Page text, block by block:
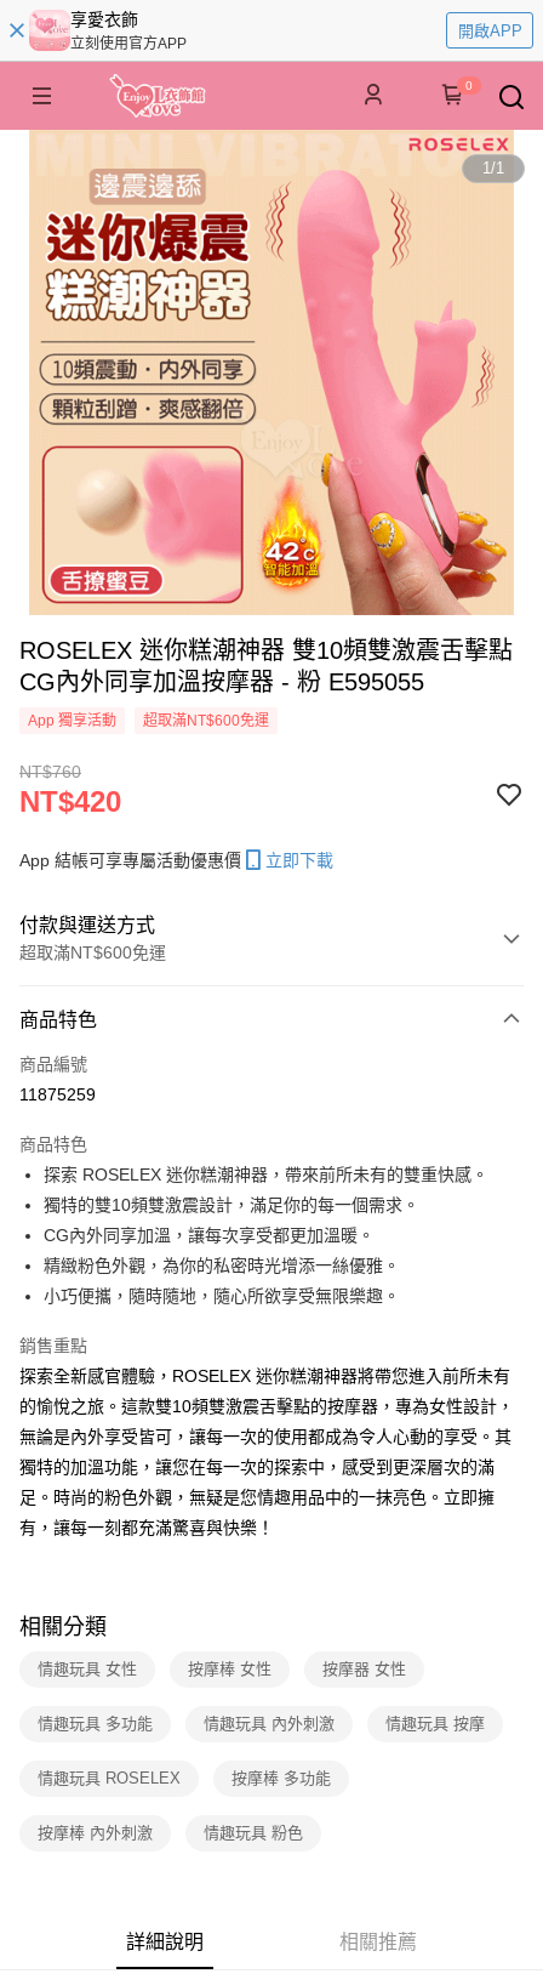
享愛衣飾
立刻使用官方APP
開啟APP
0
1/1
ROSELEX 迷你糕潮神器 雙10頻雙激震舌擊點
CG內外同享加溫按摩器 - 粉 E595055
App 獨享活動 超取滿NT$600免運
NT$760
NT$420
App 結帳可享專屬活動優惠價 立即下載
付款與運送方式
超取滿NT$600免運
信用卡一次付款
超商取貨付款
Apple Pay
街口支付
悠遊付
ATM付款
全家取貨付款
每筆NT$60，滿NT$600(含以上)免運費
付款後全家取貨
付款後7-11取貨
每筆NT$60，滿NT$600(含以上)免運費
宅配
商品特色
商品編號
11875259
商品特色
探索 ROSELEX 迷你糕潮神器，帶來前所未有的雙重快感。
獨特的雙10頻雙激震設計，滿足你的每一個需求。
CG內外同享加溫，讓每次享受都更加溫暖。
精緻粉色外觀，為你的私密時光增添一絲優雅。
小巧便攜，隨時隨地，隨心所欲享受無限樂趣。
銷售重點
探索全新感官體驗，ROSELEX 迷你糕潮神器將帶您進入前所未有
的愉悅之旅。這款雙10頻雙激震舌擊點的按摩器，專為女性設計，
無論是內外享受皆可，讓每一次的使用都成為令人心動的享受。其
獨特的加溫功能，讓您在每一次的探索中，感受到更深層次的滿
足。時尚的粉色外觀，無疑是您情趣用品中的一抹亮色。立即擁
有，讓每一刻都充滿驚喜與快樂！
相關分類
情趣玩具 女性 按摩棒 女性 按摩器 女性
情趣玩具 多功能 情趣玩具 內外刺激 情趣玩具 按摩
情趣玩具 ROSELEX 按摩棒 多功能
按摩棒 內外刺激 情趣玩具 粉色
詳細說明 相關推薦